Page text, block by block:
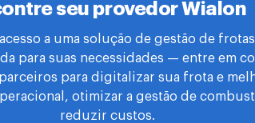
seu provedor Wialon
a uma solução de gestão de frotas
para suas necessidades — entre em
para digitalizar sua frota e
otimizar a gestão de
reduzir custos.